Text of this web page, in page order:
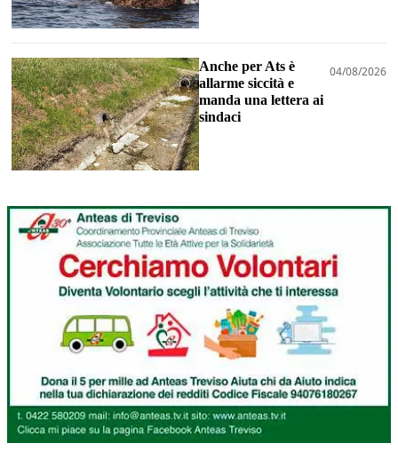
Anche per Ats è
allarme siccità e
manda una lettera ai
sindaci
04/08/2026